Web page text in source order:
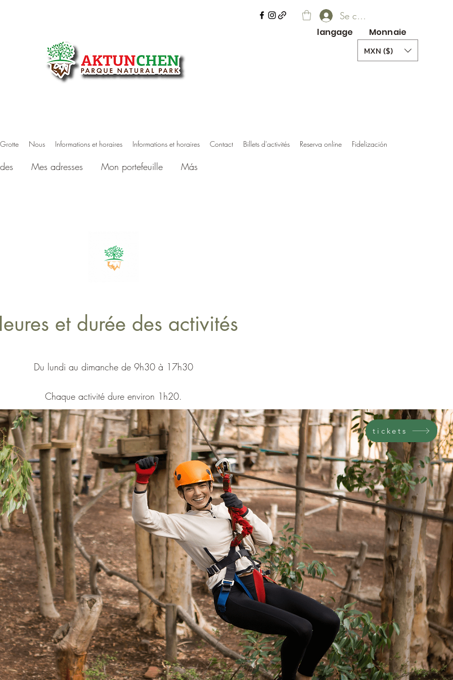
langage Monnaie
MXN ($)
Se connecter
Grotte Nous Informations et horaires Informations et horaires Contact Billets d'activités Reserva online Fidelización
Mes adresses Mon portefeuille Más
tickets
et durée des activités
Du lundi au dimanche de 9h30 à 17h30
Chaque activité dure environ 1h20.